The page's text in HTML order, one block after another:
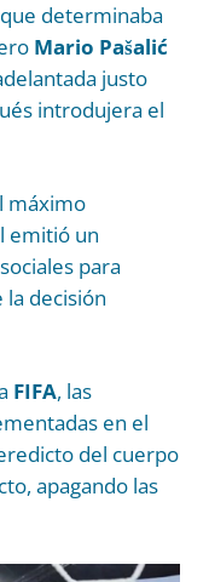
determinaba
Mario Pašalić
justo
introdujera el
máximo
emitió un
para
decisión
FIFA, las
en el
del cuerpo
apagando las